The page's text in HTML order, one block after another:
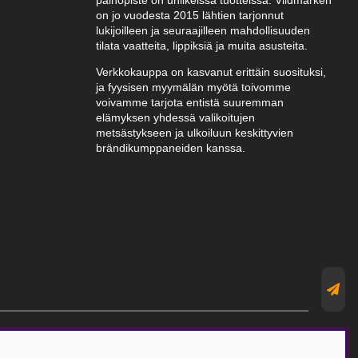
on jo vuodesta 2015 lähtien tarjonnut
lukijoilleen ja seuraajilleen mahdollisuuden
tilata vaatteita, lippiksiä ja muita asusteita.
Verkkokauppa on kasvanut erittäin suosituksi,
ja fyysisen myymälän myötä toivomme
voivamme tarjota entistä suuremman
elämyksen yhdessä valikoitujen
metsästykseen ja ulkoiluun keskittyvien
brändikumppaneiden kanssa.